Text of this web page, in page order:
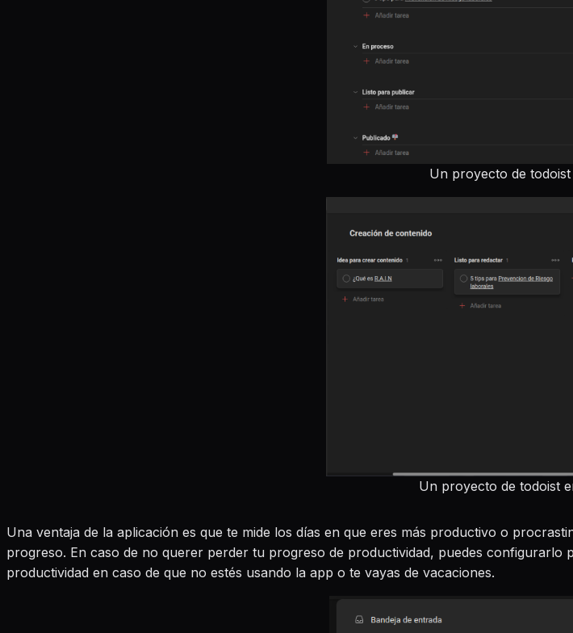
Un proyecto de
Un proyecto de todoist
Una ventaja de la aplicación es que te mide los días en que eres más productivo o
progreso. En caso de no querer perder tu progreso de productividad, puedes configurarlo
productividad en caso de que no estés usando la app o te vayas de vacaciones.